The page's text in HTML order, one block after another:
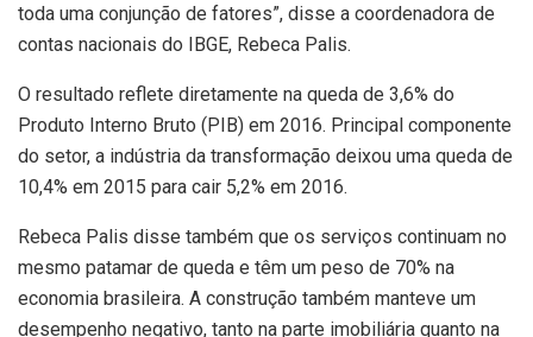
toda uma conjunção de fatores”, disse a coordenadora de
contas nacionais do IBGE, Rebeca Palis.
O resultado reflete diretamente na queda de 3,6% do
Produto Interno Bruto (PIB) em 2016. Principal componente
do setor, a indústria da transformação deixou uma queda de
10,4% em 2015 para cair 5,2% em 2016.
Rebeca Palis disse também que os serviços continuam no
mesmo patamar de queda e têm um peso de 70% na
economia brasileira. A construção também manteve um
desempenho negativo, tanto na parte imobiliária quanto na